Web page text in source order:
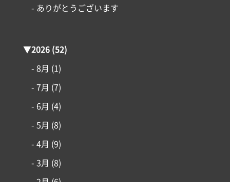
- ありがとうございます
▼2026(52)
- 8月 (1)
- 7月 (7)
- 6月 (4)
- 5月 (8)
- 4月 (9)
- 3月 (8)